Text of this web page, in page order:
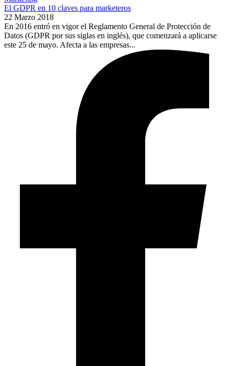
El GDPR en 10 claves para marketeros
22 Marzo 2018
En 2016 entró en vigor el Reglamento General de Protección de
Datos (GDPR por sus siglas en inglés), que comenzará a aplicarse
este 25 de mayo. Afecta a las empresas...